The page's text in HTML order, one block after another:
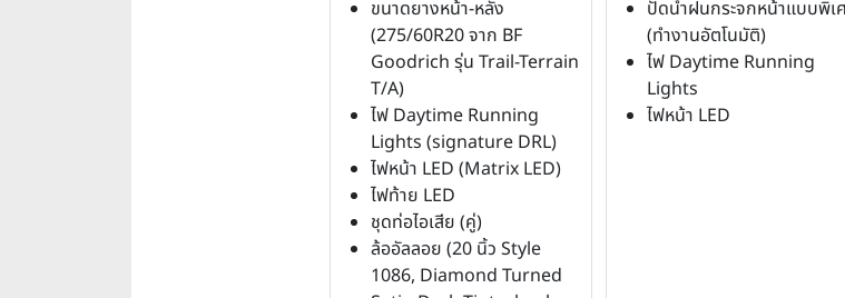
ขนาดยางหน้า-หลัง
(275/60R20 จาก BF
Goodrich รุ่น Trail-Terrain
T/A)
ไฟ Daytime Running
Lights (signature DRL)
ไฟหน้า LED (Matrix LED)
ไฟท้าย LED
ชุดท่อไอเสีย (คู่)
ล้ออัลลอย (20 นิ้ว Style
1086, Diamond Turned
ปัดน้ำฝนกระจกหน้าแบบพิเ
(ทำงานอัตโนมัติ)
ไฟ Daytime Running
Lights
ไฟหน้า LED